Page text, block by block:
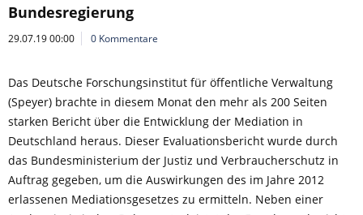
Bundesregierung
29.07.19 00:00 0 Kommentare
Das Deutsche Forschungsinstitut für öffentliche Verwaltung
(Speyer) brachte in diesem Monat den mehr als 200 Seiten
starken Bericht über die Entwicklung der Mediation in
Deutschland heraus. Dieser Evaluationsbericht wurde durch
das Bundesministerium der Justiz und Verbraucherschutz in
Auftrag gegeben, um die Auswirkungen des im Jahre 2012
erlassenen Mediationsgesetzes zu ermitteln. Neben einer